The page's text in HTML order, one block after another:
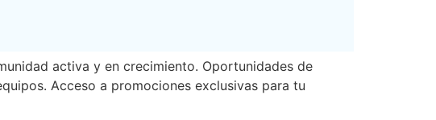
activa y en crecimiento. Oportunidades de
Acceso a promociones exclusivas para tu